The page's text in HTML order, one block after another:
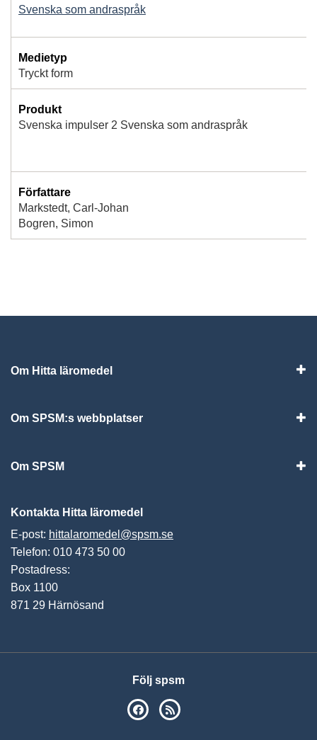
Svenska som andraspråk
Medietyp
Tryckt form
Produkt
Svenska impulser 2 Svenska som andraspråk
Författare
Markstedt, Carl-Johan
Bogren, Simon
Om Hitta läromedel
Om SPSM:s webbplatser
Om SPSM
Kontakta Hitta läromedel
E-post: hittalaromedel@spsm.se
Telefon: 010 473 50 00
Postadress:
Box 1100
871 29 Härnösand
Följ spsm
SPSM på Facebook